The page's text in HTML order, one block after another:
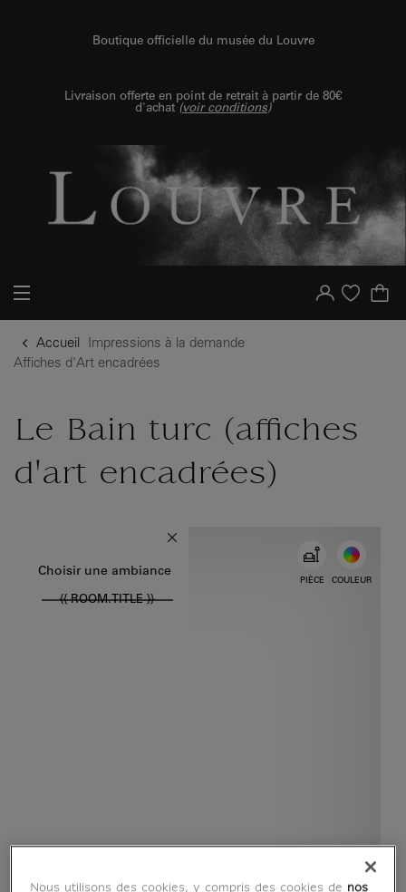
Boutique officielle du musée du Louvre
Livraison offerte en point de retrait à partir de 80€
d'achat (voir conditions)
Votre compte
Liste d'achat
Accueil
Impressions à la demande
Affiches d'Art encadrées
Le Bain turc (affiches
d'art encadrées)
COULEUR
Choisir la couleur
PIÈCE
Choisir une ambiance
{{ ROOM.TITLE }}
{{ new Intl.NumberFormat('fr').format(dimensions.legend.h) }} {{ dimensions.legend.unit }}
Nous utilisons des cookies, y compris des cookies de nos